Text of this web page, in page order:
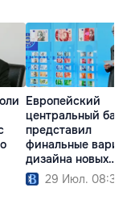
Европейский
центральный
представил
финальные
дизайна новых
банкнот евро
29 Июл. 08:39